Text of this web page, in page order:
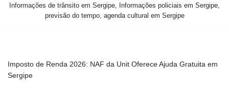
Informações de trânsito em Sergipe, Informações policiais em Sergipe,
previsão do tempo, agenda cultural em Sergipe
Imposto de Renda 2026: NAF da Unit Oferece Ajuda Gratuita em
Sergipe